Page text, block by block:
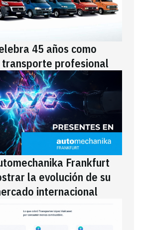
45 años como
profesional
Frankfurt
la evolución de su
internacional